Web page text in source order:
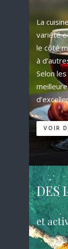
La
variété
le côté
à
Selon
VOIR
DES
et